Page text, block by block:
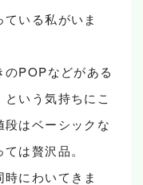
いる私がいま
POPなどがある
いう気持ちにこ
はベーシックな
は贅沢品。
にわいてきま